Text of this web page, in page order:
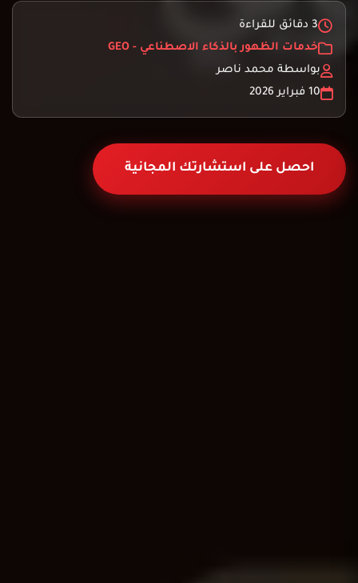
3 دقائق للقراءة
خدمات الظهور بالذكاء الاصطناعي - GEO
بواسطة محمد ناصر
10 فبراير 2026
احصل على استشارتك المجانية